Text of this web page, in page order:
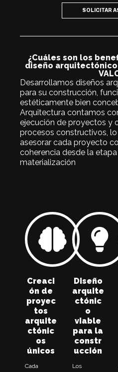
SOLICITAR
¿Cuáles son los
diseño
Desarrollamos diseños
para su construcción,
estéticamente bien
Arquitectura contamos
ejecución de proyectos y
procesos constructivos,
asesorar cada proyecto
coherencia desde la
materialización
Creaci
ón de
proyec
tos
arquite
ctónic
os
únicos
Cada
Diseño
arquite
ctónic
o
viable
para la
constr
ucción
Los